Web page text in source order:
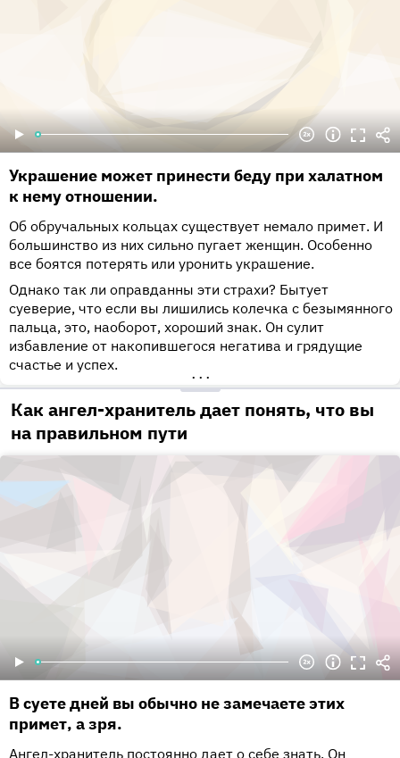
Украшение может принести беду при халатном
к нему отношении.
Об обручальных кольцах существует немало примет. И
большинство из них сильно пугает женщин. Особенно
все боятся потерять или уронить украшение.
Однако так ли оправданны эти страхи? Бытует
суеверие, что если вы лишились колечка с безымянного
пальца, это, наоборот, хороший знак. Он сулит
избавление от накопившегося негатива и грядущие
счастье и успех.
•••
Как ангел-хранитель дает понять, что вы
на правильном пути
В суете дней вы обычно не замечаете этих
примет, а зря.
Ангел-хранитель постоянно дает о себе знать. Он